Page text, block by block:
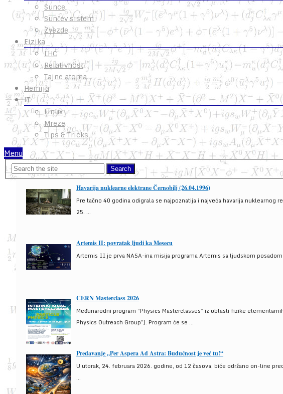
Sunce
Sunčev sistem
Zvezde
Fizika
LHC
Relativnost
Tajne atoma
Hemija
IT
Linux
Mreze
Tips & Tricks
Menu
Havarija nuklearne elektrane Černobilj (26.04.1996)
Pre tačno 40 godina odigrala se najpoznatija i najveća havarija nuklearnog
25. ...
Artemis II: povratak ljudi ka Mesecu
Artemis II je prva NASA-ina misija programa Artemis sa ljudskom
CERN Masterclass 2026
Međunarodni program “Physics Masterclasses” iz oblasti fizike
Physics Outreach Group”). Program će se ...
Predavanje „Per Aspera Ad Astra: Budućnost je već tu!“
U utorak, 24. februara 2026. godine, od 12 časova, biće održano on-line
...